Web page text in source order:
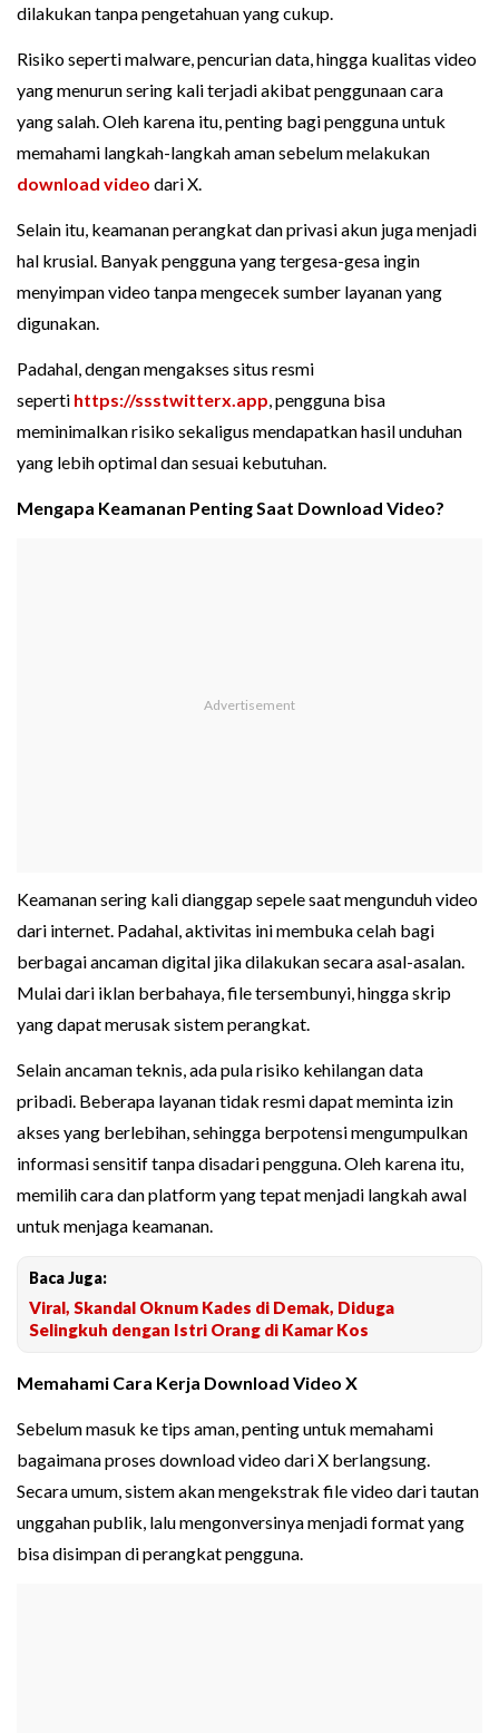
dilakukan tanpa pengetahuan yang cukup.
Risiko seperti malware, pencurian data, hingga kualitas video
yang menurun sering kali terjadi akibat penggunaan cara
yang salah. Oleh karena itu, penting bagi pengguna untuk
memahami langkah-langkah aman sebelum melakukan
download video dari X.
Selain itu, keamanan perangkat dan privasi akun juga menjadi
hal krusial. Banyak pengguna yang tergesa-gesa ingin
menyimpan video tanpa mengecek sumber layanan yang
digunakan.
Padahal, dengan mengakses situs resmi
seperti https://ssstwitterx.app, pengguna bisa
meminimalkan risiko sekaligus mendapatkan hasil unduhan
yang lebih optimal dan sesuai kebutuhan.
Mengapa Keamanan Penting Saat Download Video?
Keamanan sering kali dianggap sepele saat mengunduh video
dari internet. Padahal, aktivitas ini membuka celah bagi
berbagai ancaman digital jika dilakukan secara asal-asalan.
Mulai dari iklan berbahaya, file tersembunyi, hingga skrip
yang dapat merusak sistem perangkat.
Selain ancaman teknis, ada pula risiko kehilangan data
pribadi. Beberapa layanan tidak resmi dapat meminta izin
akses yang berlebihan, sehingga berpotensi mengumpulkan
informasi sensitif tanpa disadari pengguna. Oleh karena itu,
memilih cara dan platform yang tepat menjadi langkah awal
untuk menjaga keamanan.
Baca Juga:
Viral, Skandal Oknum Kades di Demak, Diduga
Selingkuh dengan Istri Orang di Kamar Kos
Memahami Cara Kerja Download Video X
Sebelum masuk ke tips aman, penting untuk memahami
bagaimana proses download video dari X berlangsung.
Secara umum, sistem akan mengekstrak file video dari tautan
unggahan publik, lalu mengonversinya menjadi format yang
bisa disimpan di perangkat pengguna.